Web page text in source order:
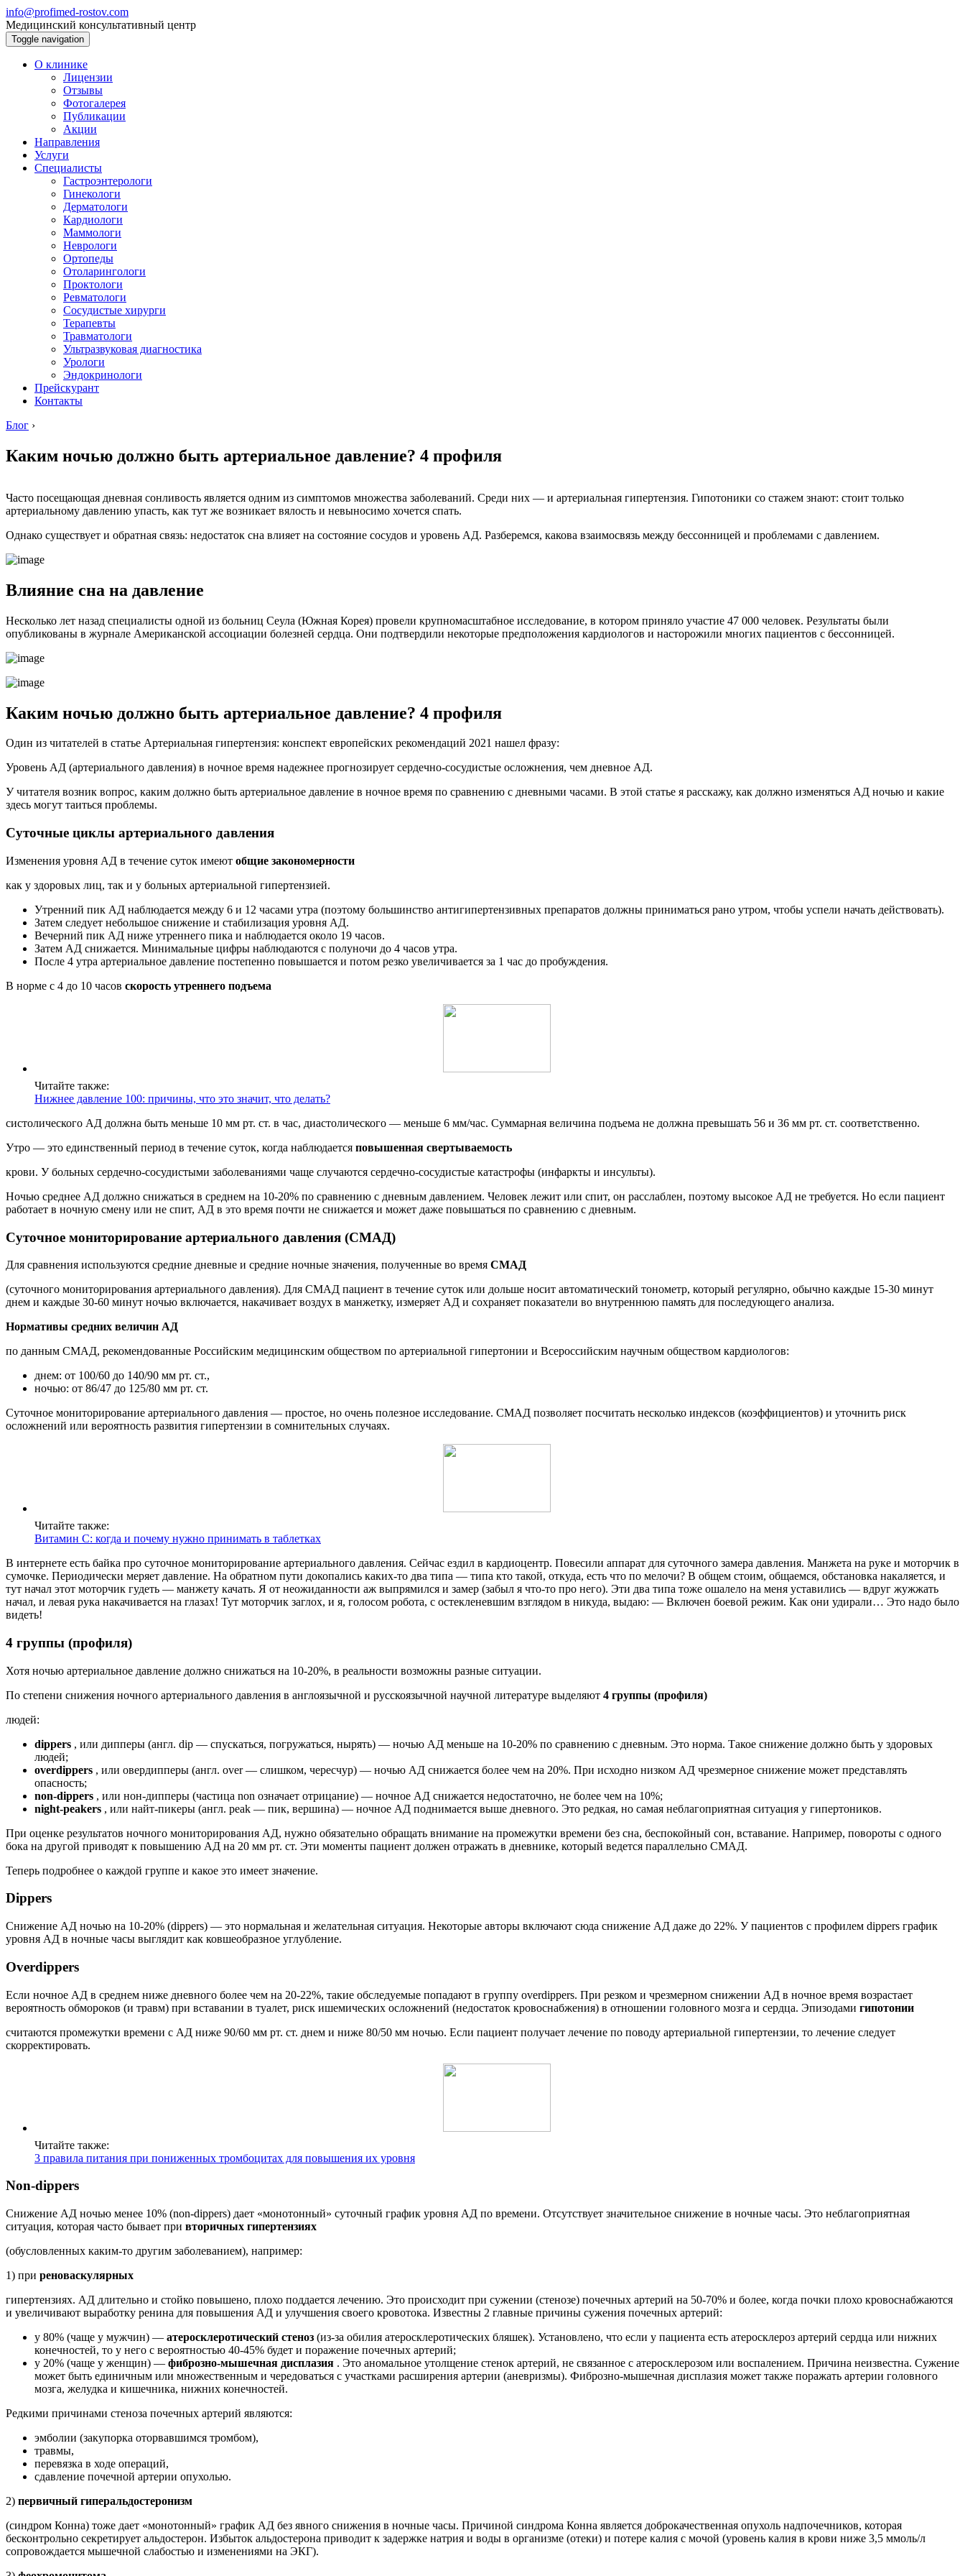
info@profimed-rostov.com
Медицинский консультативный центр
Toggle navigation
О клинике
Лицензии
Отзывы
Фотогалерея
Публикации
Акции
Направления
Услуги
Специалисты
Гастроэнтерологи
Гинекологи
Дерматологи
Кардиологи
Маммологи
Неврологи
Ортопеды
Отоларингологи
Проктологи
Ревматологи
Сосудистые хирурги
Терапевты
Травматологи
Ультразвуковая диагностика
Урологи
Эндокринологи
Прейскурант
Контакты
Блог ›
Каким ночью должно быть артериальное давление? 4 профиля
Часто посещающая дневная сонливость является одним из симптомов множества заболеваний. Среди них — и артериальная гипертензия. Гипотоники со стажем знают: стоит только
артериальному давлению упасть, как тут же возникает вялость и невыносимо хочется спать.
Однако существует и обратная связь: недостаток сна влияет на состояние сосудов и уровень АД. Разберемся, какова взаимосвязь между бессонницей и проблемами с давлением.
Влияние сна на давление
Несколько лет назад специалисты одной из больниц Сеула (Южная Корея) провели крупномасштабное исследование, в котором приняло участие 47 000 человек. Результаты были
опубликованы в журнале Американской ассоциации болезней сердца. Они подтвердили некоторые предположения кардиологов и насторожили многих пациентов с бессонницей.
Каким ночью должно быть артериальное давление? 4 профиля
Один из читателей в статье Артериальная гипертензия: конспект европейских рекомендаций 2021 нашел фразу:
Уровень АД (артериального давления) в ночное время надежнее прогнозирует сердечно-сосудистые осложнения, чем дневное АД.
У читателя возник вопрос, каким должно быть артериальное давление в ночное время по сравнению с дневными часами. В этой статье я расскажу, как должно изменяться АД ночью и какие
здесь могут таиться проблемы.
Суточные циклы артериального давления
Изменения уровня АД в течение суток имеют общие закономерности
как у здоровых лиц, так и у больных артериальной гипертензией.
Утренний пик АД наблюдается между 6 и 12 часами утра (поэтому большинство антигипертензивных препаратов должны приниматься рано утром, чтобы успели начать действовать).
Затем следует небольшое снижение и стабилизация уровня АД.
Вечерний пик АД ниже утреннего пика и наблюдается около 19 часов.
Затем АД снижается. Минимальные цифры наблюдаются с полуночи до 4 часов утра.
После 4 утра артериальное давление постепенно повышается и потом резко увеличивается за 1 час до пробуждения.
В норме с 4 до 10 часов скорость утреннего подъема
Читайте также:
Нижнее давление 100: причины, что это значит, что делать?
систолического АД должна быть меньше 10 мм рт. ст. в час, диастолического — меньше 6 мм/час. Суммарная величина подъема не должна превышать 56 и 36 мм рт. ст. соответственно.
Утро — это единственный период в течение суток, когда наблюдается повышенная свертываемость
крови. У больных сердечно-сосудистыми заболеваниями чаще случаются сердечно-сосудистые катастрофы (инфаркты и инсульты).
Ночью среднее АД должно снижаться в среднем на 10-20% по сравнению с дневным давлением. Человек лежит или спит, он расслаблен, поэтому высокое АД не требуется. Но если пациент
работает в ночную смену или не спит, АД в это время почти не снижается и может даже повышаться по сравнению с дневным.
Cуточное мониторирование артериального давления (СМАД)
Для сравнения используются средние дневные и средние ночные значения, полученные во время СМАД
(суточного мониторирования артериального давления). Для СМАД пациент в течение суток или дольше носит автоматический тонометр, который регулярно, обычно каждые 15-30 минут
днем и каждые 30-60 минут ночью включается, накачивает воздух в манжетку, измеряет АД и сохраняет показатели во внутреннюю память для последующего анализа.
Нормативы средних величин АД
по данным СМАД, рекомендованные Российским медицинским обществом по артериальной гипертонии и Всероссийским научным обществом кардиологов:
днем: от 100/60 до 140/90 мм рт. ст.,
ночью: от 86/47 до 125/80 мм рт. ст.
Cуточное мониторирование артериального давления — простое, но очень полезное исследование. СМАД позволяет посчитать несколько индексов (коэффициентов) и уточнить риск
осложнений или вероятность развития гипертензии в сомнительных случаях.
Читайте также:
Витамин С: когда и почему нужно принимать в таблетках
В интернете есть байка про суточное мониторирование артериального давления. Сейчас ездил в кардиоцентр. Повесили аппарат для суточного замера давления. Манжета на руке и моторчик в
сумочке. Периодически меряет давление. На обратном пути докопались каких-то два типа — типа кто такой, откуда, есть что по мелочи? В общем стоим, общаемся, обстановка накаляется, и
тут начал этот моторчик гудеть — манжету качать. Я от неожиданности аж выпрямился и замер (забыл я что-то про него). Эти два типа тоже ошалело на меня уставились — вдруг жужжать
начал, и левая рука накачивается на глазах! Тут моторчик заглох, и я, голосом робота, с остекленевшим взглядом в никуда, выдаю: — Включен боевой режим. Как они удирали… Это надо было
видеть!
4 группы (профиля)
Хотя ночью артериальное давление должно снижаться на 10-20%, в реальности возможны разные ситуации.
По степени снижения ночного артериального давления в англоязычной и русскоязычной научной литературе выделяют 4 группы (профиля)
людей:
dippers , или дипперы (англ. dip — спускаться, погружаться, нырять) — ночью АД меньше на 10-20% по сравнению с дневным. Это норма. Такое снижение должно быть у здоровых
людей;
overdippers , или овердипперы (англ. over — слишком, чересчур) — ночью АД снижается более чем на 20%. При исходно низком АД чрезмерное снижение может представлять
опасность;
non-dippers , или нон-дипперы (частица non означает отрицание) — ночное АД снижается недостаточно, не более чем на 10%;
night-peakers , или найт-пикеры (англ. peak — пик, вершина) — ночное АД поднимается выше дневного. Это редкая, но самая неблагоприятная ситуация у гипертоников.
При оценке результатов ночного мониторирования АД, нужно обязательно обращать внимание на промежутки времени без сна, беспокойный сон, вставание. Например, повороты с одного
бока на другой приводят к повышению АД на 20 мм рт. ст. Эти моменты пациент должен отражать в дневнике, который ведется параллельно СМАД.
Теперь подробнее о каждой группе и какое это имеет значение.
Dippers
Снижение АД ночью на 10-20% (dippers) — это нормальная и желательная ситуация. Некоторые авторы включают сюда снижение АД даже до 22%. У пациентов с профилем dippers график
уровня АД в ночные часы выглядит как ковшеобразное углубление.
Overdippers
Если ночное АД в среднем ниже дневного более чем на 20-22%, такие обследуемые попадают в группу overdippers. При резком и чрезмерном снижении АД в ночное время возрастает
вероятность обмороков (и травм) при вставании в туалет, риск ишемических осложнений (недостаток кровоснабжения) в отношении головного мозга и сердца. Эпизодами гипотонии
считаются промежутки времени с АД ниже 90/60 мм рт. ст. днем и ниже 80/50 мм ночью. Если пациент получает лечение по поводу артериальной гипертензии, то лечение следует
скорректировать.
Читайте также:
3 правила питания при пониженных тромбоцитах для повышения их уровня
Non-dippers
Снижение АД ночью менее 10% (non-dippers) дает «монотонный» суточный график уровня АД по времени. Отсутствует значительное снижение в ночные часы. Это неблагоприятная
ситуация, которая часто бывает при вторичных гипертензиях
(обусловленных каким-то другим заболеванием), например:
1) при реноваскулярных
гипертензиях. АД длительно и стойко повышено, плохо поддается лечению. Это происходит при сужении (стенозе) почечных артерий на 50-70% и более, когда почки плохо кровоснабжаются
и увеличивают выработку ренина для повышения АД и улучшения своего кровотока. Известны 2 главные причины сужения почечных артерий:
у 80% (чаще у мужчин) — атеросклеротический стеноз (из-за обилия атеросклеротических бляшек). Установлено, что если у пациента есть атеросклероз артерий сердца или нижних
конечностей, то у него с вероятностью 40-45% будет и поражение почечных артерий;
у 20% (чаще у женщин) — фиброзно-мышечная дисплазия . Это аномальное утолщение стенок артерий, не связанное с атеросклерозом или воспалением. Причина неизвестна. Сужение
может быть единичным или множественным и чередоваться с участками расширения артерии (аневризмы). Фиброзно-мышечная дисплазия может также поражать артерии головного
мозга, желудка и кишечника, нижних конечностей.
Редкими причинами стеноза почечных артерий являются:
эмболии (закупорка оторвавшимся тромбом),
травмы,
перевязка в ходе операций,
сдавление почечной артерии опухолью.
2) первичный гиперальдостеронизм
(синдром Конна) тоже дает «монотонный» график АД без явного снижения в ночные часы. Причиной синдрома Конна является доброкачественная опухоль надпочечников, которая
бесконтрольно секретирует альдостерон. Избыток альдостерона приводит к задержке натрия и воды в организме (отеки) и потере калия с мочой (уровень калия в крови ниже 3,5 ммоль/л
сопровождается мышечной слабостью и изменениями на ЭКГ).